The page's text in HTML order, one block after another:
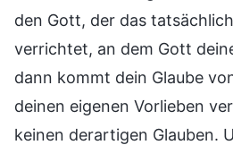
den Gott, der das
verrichtet, an dem Gott
dann kommt dein Glaube
deinen eigenen Vorlieben
keinen derartigen Glauben.